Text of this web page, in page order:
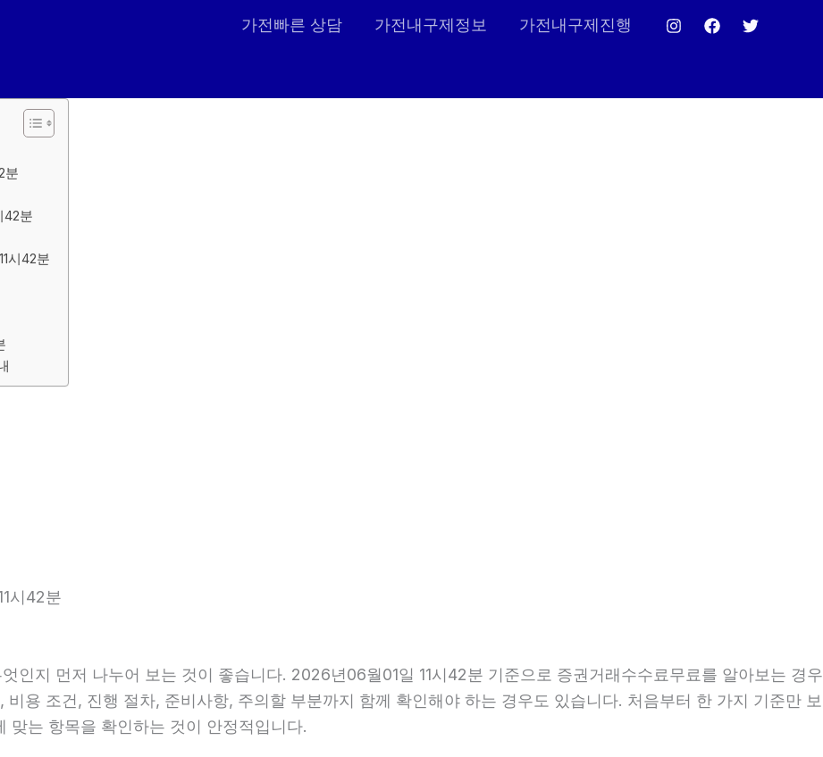
가전빠른 상담 가전내구제정보 가전내구제진행
분
42분
시42분
시42분
인지 먼저 나누어 보는 것이 좋습니다. 2026년06월01일 11시42분 기준으로 증권거래수수료무료를 알아보는 경우
용 조건, 진행 절차, 준비사항, 주의할 부분까지 함께 확인해야 하는 경우도 있습니다. 처음부터 한 가지 기준만 보
맞는 항목을 확인하는 것이 안정적입니다.